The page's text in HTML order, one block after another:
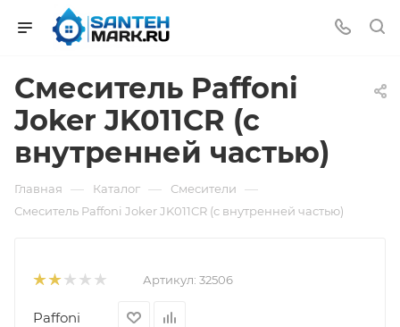
Смеситель Paffoni
Joker JK011CR (с
внутренней частью)
Главная — Каталог — Смесители —
Смеситель Paffoni Joker JK011CR (с внутренней частью)
Артикул: 32506
Paffoni